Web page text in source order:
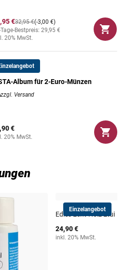
für je 20 Münzen
€ (-3,00 €)
32,95 €
Bestpreis: 29,95 €
20% MwSt.
Album für 2-Euro-Münzen
zzgl. Versand
€
20% MwSt.
Einzelangebot
Edles Echt-Holz Etui
24,90 €
inkl. 20% MwSt.